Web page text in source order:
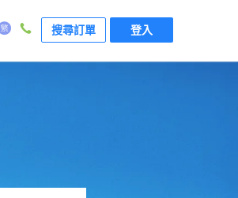
搜尋訂單 登入